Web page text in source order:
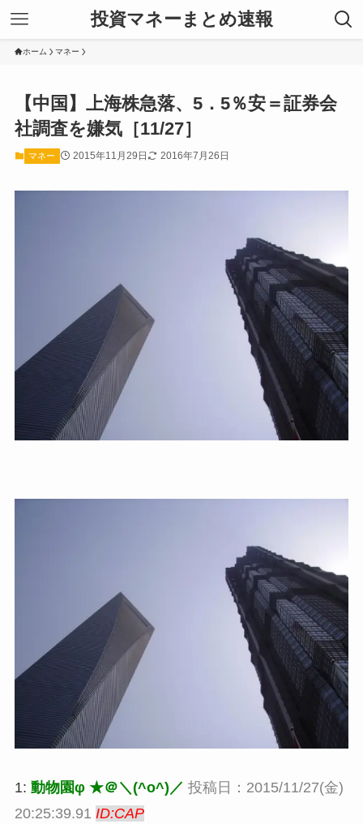
投資マネーまとめ速報
ホーム マネー
【中国】上海株急落、5．5％安＝証券会
社調査を嫌気［11/27］
マネー 2015年11月29日 2016年7月26日
1: 動物園φ ★＠＼(^o^)／ 投稿日：2015/11/27(金)
20:25:39.91 ID:CAP